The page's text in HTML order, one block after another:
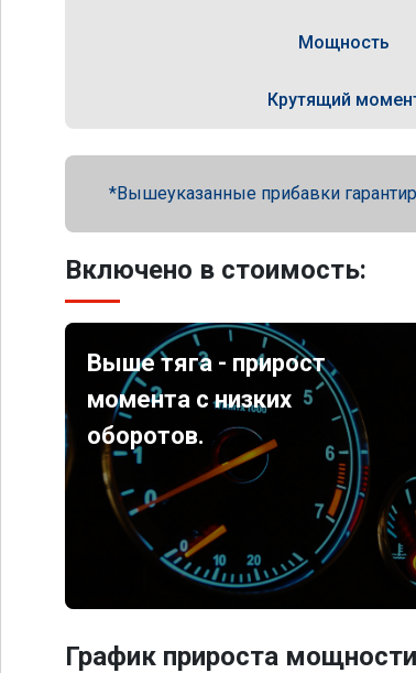
Мощность
Крутящий
Вышеуказанные прибавки
Включено в стоимость:
Выше тяга - прирост
момента с низких
оборотов.
График прироста